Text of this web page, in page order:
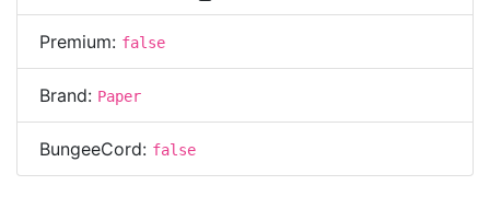
Premium: false
Brand: Paper
BungeeCord: false